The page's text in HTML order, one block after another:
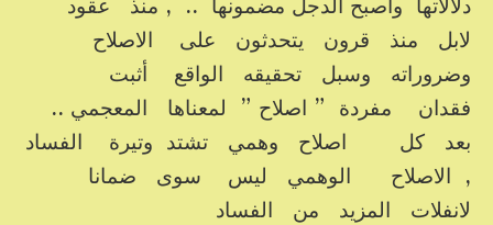
دلالاتها وأصبح الدجل مضمونها .. , منذ عقود
لابل منذ قرون يتحدثون على الاصلاح
وضروراته وسبل تحقيقه الواقع أثبت
فقدان مفردة ” اصلاح ” لمعناها المعجمي ..
بعد كل اصلاح وهمي تشتد وتيرة الفساد
, الاصلاح الوهمي ليس سوى ضمانا
لانفلات المزيد من الفساد